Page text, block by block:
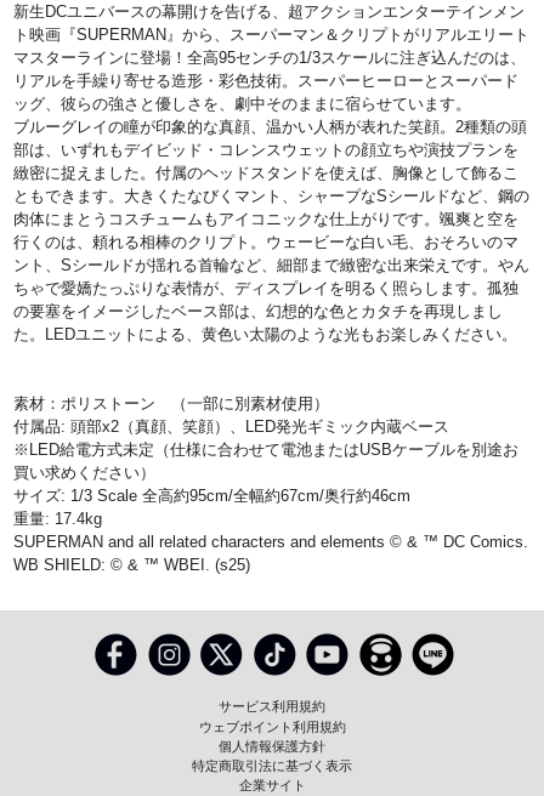
新生DCユニバースの幕開けを告げる、超アクションエンターテインメン
ト映画『SUPERMAN』から、スーパーマン＆クリプトがリアルエリート
マスターラインに登場！全高95センチの1/3スケールに注ぎ込んだのは、
リアルを手繰り寄せる造形・彩色技術。スーパーヒーローとスーパード
ッグ、彼らの強さと優しさを、劇中そのままに宿らせています。
ブルーグレイの瞳が印象的な真顔、温かい人柄が表れた笑顔。2種類の頭
部は、いずれもデイビッド・コレンスウェットの顔立ちや演技プランを
緻密に捉えました。付属のヘッドスタンドを使えば、胸像として飾るこ
ともできます。大きくたなびくマント、シャープなSシールドなど、鋼の
肉体にまとうコスチュームもアイコニックな仕上がりです。颯爽と空を
行くのは、頼れる相棒のクリプト。ウェービーな白い毛、おそろいのマ
ント、Sシールドが揺れる首輪など、細部まで緻密な出来栄えです。やん
ちゃで愛嬌たっぷりな表情が、ディスプレイを明るく照らします。孤独
の要塞をイメージしたベース部は、幻想的な色とカタチを再現しまし
た。LEDユニットによる、黄色い太陽のような光もお楽しみください。
素材：ポリストーン （一部に別素材使用）
付属品: 頭部x2（真顔、笑顔）、LED発光ギミック内蔵ベース
※LED給電方式未定（仕様に合わせて電池またはUSBケーブルを別途お
買い求めください）
サイズ: 1/3 Scale 全高約95cm/全幅約67cm/奥行約46cm
重量: 17.4kg
SUPERMAN and all related characters and elements © & ™ DC Comics.
WB SHIELD: © & ™ WBEI. (s25)
サービス利用規約
ウェブポイント利用規約
個人情報保護方針
特定商取引法に基づく表示
企業サイト